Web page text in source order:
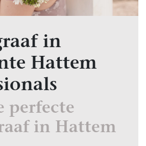
in
Hattem
perfecte
in Hattem